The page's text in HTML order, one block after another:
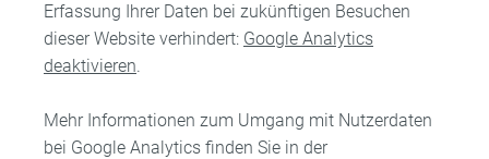
Erfassung Ihrer Daten bei zukünftigen Besuchen
dieser Website verhindert: Google Analytics
deaktivieren.
Mehr Informationen zum Umgang mit Nutzerdaten
bei Google Analytics finden Sie in der